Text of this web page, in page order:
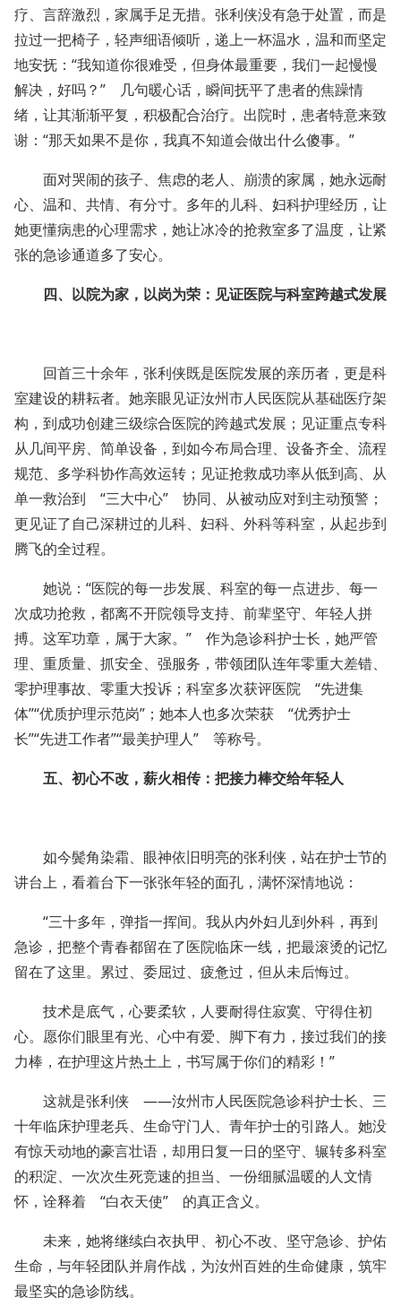
疗、言辞激烈，家属手足无措。张利侠没有急于处置，而是
拉过一把椅子，轻声细语倾听，递上一杯温水，温和而坚定
地安抚：“我知道你很难受，但身体最重要，我们一起慢慢
解决，好吗？” 几句暖心话，瞬间抚平了患者的焦躁情
绪，让其渐渐平复，积极配合治疗。出院时，患者特意来致
谢：“那天如果不是你，我真不知道会做出什么傻事。”
面对哭闹的孩子、焦虑的老人、崩溃的家属，她永远耐
心、温和、共情、有分寸。多年的儿科、妇科护理经历，让
她更懂病患的心理需求，她让冰冷的抢救室多了温度，让紧
张的急诊通道多了安心。
四、以院为家，以岗为荣：见证医院与科室跨越式发展
回首三十余年，张利侠既是医院发展的亲历者，更是科
室建设的耕耘者。她亲眼见证汝州市人民医院从基础医疗架
构，到成功创建三级综合医院的跨越式发展；见证重点专科
从几间平房、简单设备，到如今布局合理、设备齐全、流程
规范、多学科协作高效运转；见证抢救成功率从低到高、从
单一救治到 “三大中心” 协同、从被动应对到主动预警；
更见证了自己深耕过的儿科、妇科、外科等科室，从起步到
腾飞的全过程。
她说：“医院的每一步发展、科室的每一点进步、每一
次成功抢救，都离不开院领导支持、前辈坚守、年轻人拼
搏。这军功章，属于大家。” 作为急诊科护士长，她严管
理、重质量、抓安全、强服务，带领团队连年零重大差错、
零护理事故、零重大投诉；科室多次获评医院 “先进集
体”“优质护理示范岗”；她本人也多次荣获 “优秀护士
长”“先进工作者”“最美护理人” 等称号。
五、初心不改，薪火相传：把接力棒交给年轻人
如今鬓角染霜、眼神依旧明亮的张利侠，站在护士节的
讲台上，看着台下一张张年轻的面孔，满怀深情地说：
“三十多年，弹指一挥间。我从内外妇儿到外科，再到
急诊，把整个青春都留在了医院临床一线，把最滚烫的记忆
留在了这里。累过、委屈过、疲惫过，但从未后悔过。
技术是底气，心要柔软，人要耐得住寂寞、守得住初
心。愿你们眼里有光、心中有爱、脚下有力，接过我们的接
力棒，在护理这片热土上，书写属于你们的精彩！”
这就是张利侠 ——汝州市人民医院急诊科护士长、三
十年临床护理老兵、生命守门人、青年护士的引路人。她没
有惊天动地的豪言壮语，却用日复一日的坚守、辗转多科室
的积淀、一次次生死竞速的担当、一份细腻温暖的人文情
怀，诠释着 “白衣天使” 的真正含义。
未来，她将继续白衣执甲、初心不改、坚守急诊、护佑
生命，与年轻团队并肩作战，为汝州百姓的生命健康，筑牢
最坚实的急诊防线。